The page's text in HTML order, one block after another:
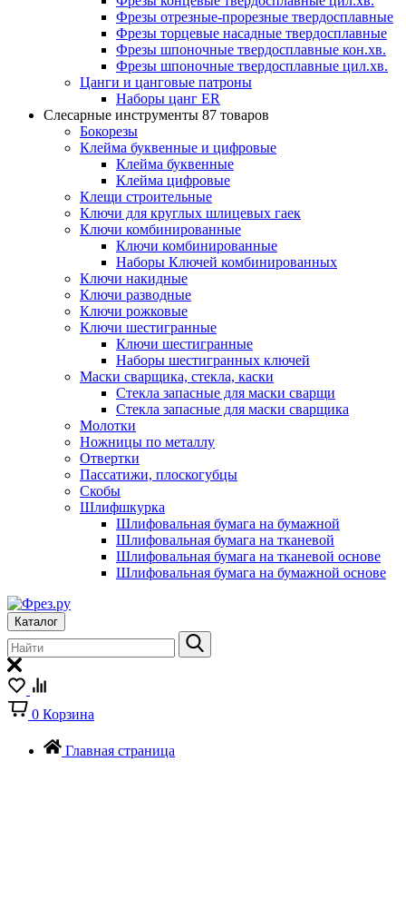
Фрезы отрезные-прорезные твердосплавные
Фрезы торцевые насадные твердосплавные
Фрезы шпоночные твердосплавные кон.хв.
Фрезы шпоночные твердосплавные цил.хв.
Цанги и цанговые патроны
Наборы цанг ER
Слесарные инструменты 87 товаров
Бокорезы
Клейма буквенные и цифровые
Клейма буквенные
Клейма цифровые
Клещи строительные
Ключи для круглых шлицевых гаек
Ключи комбинированные
Ключи комбинированные
Наборы Ключей комбинированных
Ключи накидные
Ключи разводные
Ключи рожковые
Ключи шестигранные
Ключи шестигранные
Наборы шестигранных ключей
Маски сварщика, стекла, каски
Стекла запасные для маски сварщи
Стекла запасные для маски сварщика
Молотки
Ножницы по металлу
Отвертки
Пассатижи, плоскогубцы
Скобы
Шлифшкурка
Шлифовальная бумага на бумажной
Шлифовальная бумага на тканевой
Шлифовальная бумага на тканевой основе
Шлифовальная бумага на бумажной основе
Каталог
0 Корзина
Главная страница